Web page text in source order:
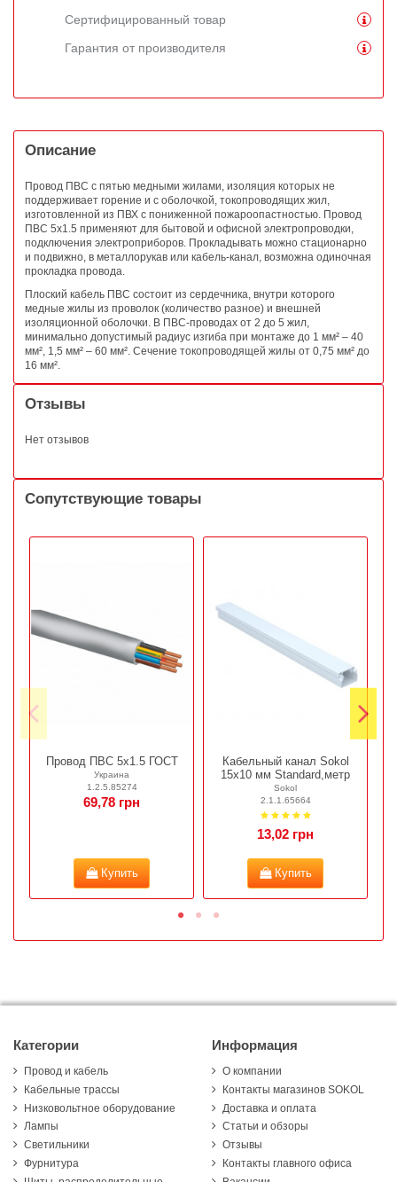
Сертифицированный товар
Гарантия от производителя
Описание
Провод ПВС с пятью медными жилами, изоляция которых не
поддерживает горение и с оболочкой, токопроводящих жил,
изготовленной из ПВХ с пониженной пожароопастностью. Провод
ПВС 5х1.5 применяют для бытовой и офисной электропроводки,
подключения электроприборов. Прокладывать можно стационарно
и подвижно, в металлорукав или кабель-канал, возможна одиночная
прокладка провода.
Плоский кабель ПВС состоит из сердечника, внутри которого
медные жилы из проволок (количество разное) и внешней
изоляционной оболочки. В ПВС-проводах от 2 до 5 жил,
минимально допустимый радиус изгиба при монтаже до 1 мм² – 40
мм², 1,5 мм² – 60 мм². Сечение токопроводящей жилы от 0,75 мм² до
16 мм².
Отзывы
Нет отзывов
Сопутствующие товары
Провод ПВС 5х1.5 ГОСТ
Украина
1.2.5.85274
69,78 грн
Купить
Кабельный канал Sokol
15х10 мм Standard,метр
Sokol
2.1.1.65664
13,02 грн
Купить
Категории
Провод и кабель
Кабельные трассы
Низковольтное оборудование
Лампы
Светильники
Фурнитура
Информация
О компании
Контакты магазинов SOKOL
Доставка и оплата
Статьи и обзоры
Отзывы
Контакты главного офиса